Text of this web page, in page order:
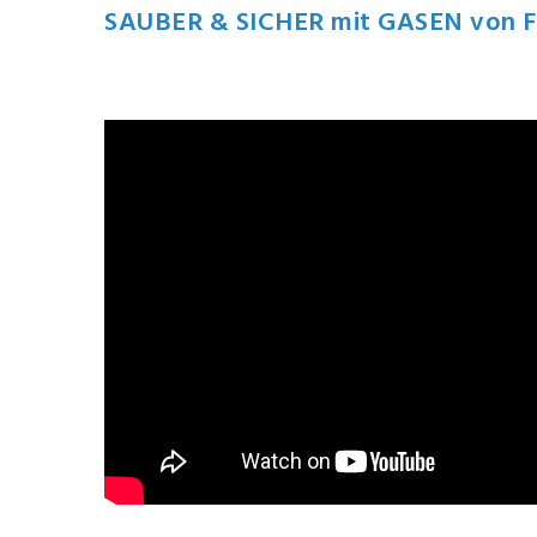
SAUBER & SICHER mit GASEN von